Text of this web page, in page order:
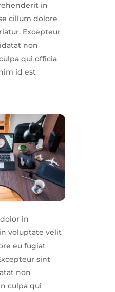
in
cillum dolore
Excepteur
non
qui officia
id est
in
voluptate velit
eu fugiat
sint
non
culpa qui